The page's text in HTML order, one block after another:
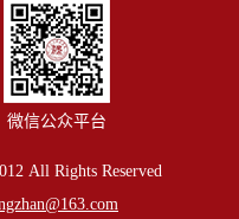
微信公众平台
All Rights Reserved